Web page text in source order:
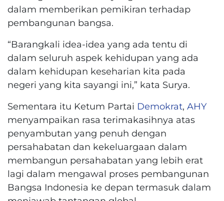
dalam memberikan pemikiran terhadap
pembangunan bangsa.
“Barangkali idea-idea yang ada tentu di
dalam seluruh aspek kehidupan yang ada
dalam kehidupan keseharian kita pada
negeri yang kita sayangi ini,” kata Surya.
Sementara itu Ketum Partai Demokrat, AHY
menyampaikan rasa terimakasihnya atas
penyambutan yang penuh dengan
persahabatan dan kekeluargaan dalam
membangun persahabatan yang lebih erat
lagi dalam mengawal proses pembangunan
Bangsa Indonesia ke depan termasuk dalam